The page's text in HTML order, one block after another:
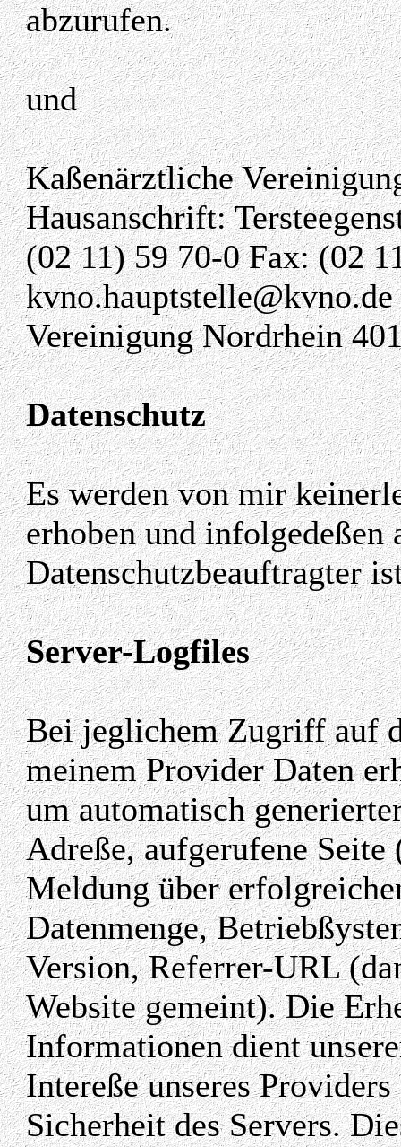
abzurufen.
und
Kaßenärztliche
Hausanschrift:
(02 11) 59 70-0 Fax: (02
Vereinigung Nordrhein
Datenschutz
Es werden von mir
erhoben und infolgedeßen
Datenschutzbeauftragter
Server-Logfiles
Bei jeglichem Zugriff auf
meinem Provider Daten
um automatisch
Adreße, aufgerufene
Meldung über
Datenmenge,
Version, Referrer-URL
Website gemeint). Die
Informationen dient
Intereße unseres
Sicherheit des Servers.